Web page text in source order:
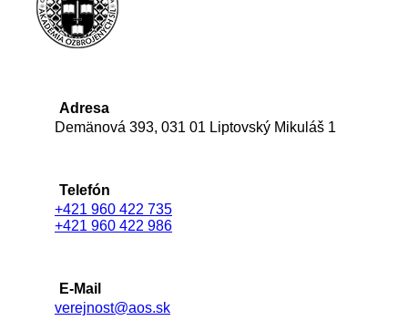
Adresa
Demänová 393, 031 01 Liptovský Mikuláš 1
Telefón
+421 960 422 735
+421 960 422 986
E-Mail
verejnost@aos.sk